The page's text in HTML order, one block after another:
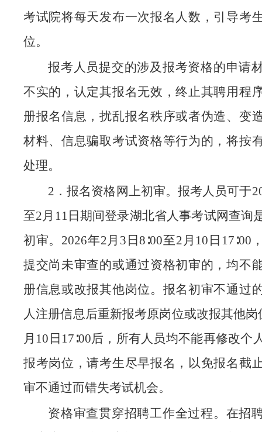
考试院将每天发布一次报名人数，引导考
位。
报考人员提交的涉及报考资格的申请
不实的，认定其报名无效，终止其聘用程
册报名信息，扰乱报名秩序或者伪造、变
材料、信息骗取考试资格等行为的，将按
处理。
2．报名资格网上初审。报考人员可于
至2月11日期间登录湖北省人事考试网查询
初审。2026年2月3日8∶00至2月10日17∶00
提交尚未审查的或通过资格初审的，均不
册信息或改报其他岗位。报名初审不通过
人注册信息后重新报考原岗位或改报其他岗
月10日17∶00后，所有人员均不能再修改个
报考岗位，请考生尽早报名，以免报名截
审不通过而错失考试机会。
资格审查贯穿招聘工作全过程。在招